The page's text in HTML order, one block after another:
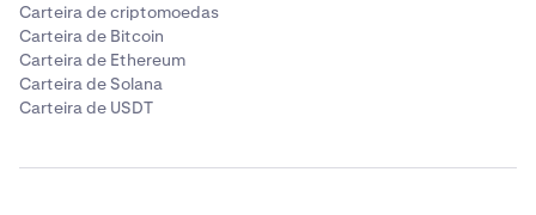
Carteira de criptomoedas
Carteira de Bitcoin
Carteira de Ethereum
Carteira de Solana
Carteira de USDT